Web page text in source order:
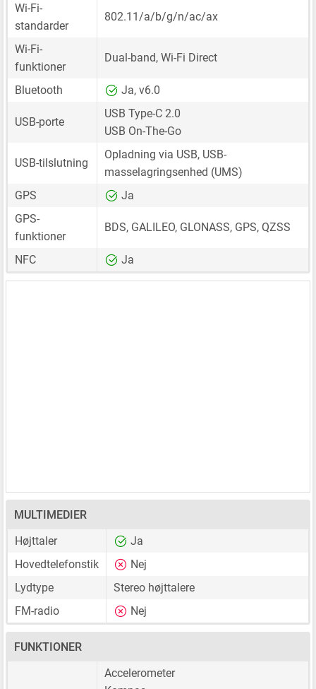
Wi-Fi-
standarder
802.11/a/b/g/n/ac/ax
Wi-Fi-
funktioner
Dual-band, Wi-Fi Direct
Bluetooth Ja, v6.0
USB-porte
USB Type-C 2.0
USB On-The-Go
USB-tilslutning
Opladning via USB, USB-
masselagringsenhed (UMS)
GPS
Ja
GPS-
funktioner
BDS, GALILEO, GLONASS, GPS, QZSS
NFC Ja
MULTIMEDIER
Højttaler
Ja
Hovedtelefonstik
Nej
Lydtype
Stereo højttalere
FM-radio
Nej
FUNKTIONER
Accelerometer